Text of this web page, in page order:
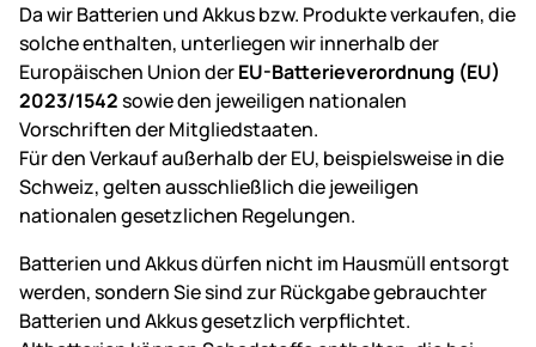
Da wir Batterien und Akkus bzw. Produkte verkaufen, die
solche enthalten, unterliegen wir innerhalb der
Europäischen Union derEU-Batterieverordnung (EU)
2023/1542sowie den jeweiligen nationalen
Vorschriften der Mitgliedstaaten.
Für den Verkauf außerhalb der EU, beispielsweise in die
Schweiz, gelten ausschließlich die jeweiligen
nationalen gesetzlichen Regelungen.
Batterien und Akkus dürfen nicht im Hausmüll entsorgt
werden, sondern Sie sind zur Rückgabe gebrauchter
Batterien und Akkus gesetzlich verpflichtet.